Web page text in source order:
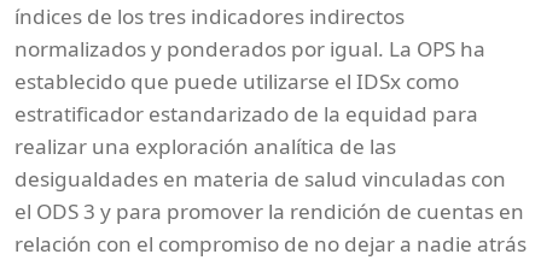
índices de los tres indicadores indirectos
normalizados y ponderados por igual. La OPS ha
establecido que puede utilizarse el IDSx como
estratificador estandarizado de la equidad para
realizar una exploración analítica de las
desigualdades en materia de salud vinculadas con
el ODS 3 y para promover la rendición de cuentas en
relación con el compromiso de no dejar a nadie atrás